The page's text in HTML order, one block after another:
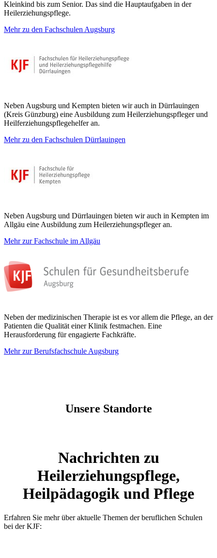
Kleinkind bis zum Senior. Das sind die Hauptaufgaben in der
Heilerziehungspflege.
Mehr zu den Fachschulen Augsburg
Neben Augsburg und Kempten bieten wir auch in Dürrlauingen
(Kreis Günzburg) eine Ausbildung zum Heilerziehungspfleger und
Heilferziehungspflegehelfer an.
Mehr zu den Fachschulen Dürrlauingen
Neben Augsburg und Dürrlauingen bieten wir auch in Kempten im
Allgäu eine Ausbildung zum Heilerziehungspfleger an.
Mehr zur Fachschule im Allgäu
Neben der medizinischen Therapie ist es vor allem die Pflege, an der
Patienten die Qualität einer Klinik festmachen. Eine
Herausforderung für engagierte Fachkräfte.
Mehr zur Berufsfachschule Augsburg
Unsere Standorte
Nachrichten zu
Heilerziehungspflege,
Heilpädagogik und Pflege
Erfahren Sie mehr über aktuelle Themen der beruflichen Schulen
bei der KJF: